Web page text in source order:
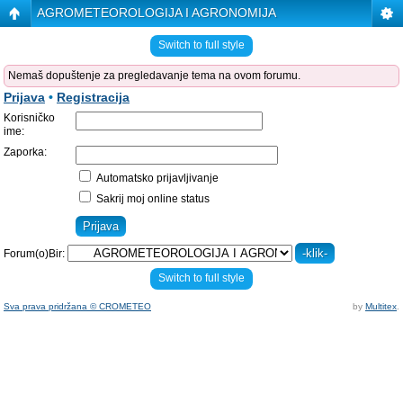
AGROMETEOROLOGIJA I AGRONOMIJA
Switch to full style
Nemaš dopuštenje za pregledavanje tema na ovom forumu.
Prijava • Registracija
Korisničko
ime:
Zaporka:
Automatsko prijavljivanje
Sakrij moj online status
Forum(o)Bir:
Switch to full style
Sva prava pridržana © CROMETEO by Multitex